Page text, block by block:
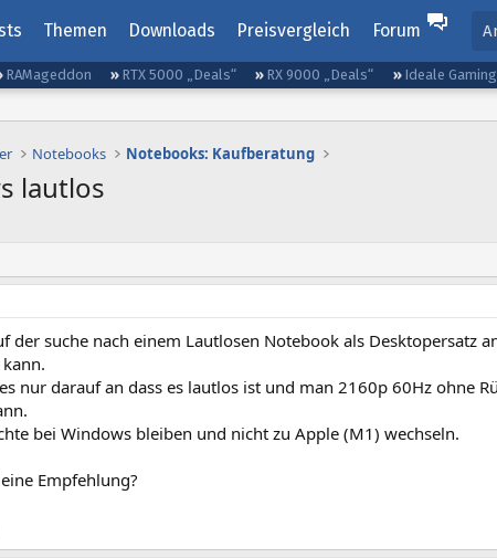
Themen Downloads Preisvergleich Forum
RAMageddon RTX 5000 „Deals“ RX 9000 „Deals“ Ideale
Notebooks Notebooks: Kaufberatung
lautlos
der suche nach einem Lautlosen Notebook als Desktopersatz
nur darauf an dass es lautlos ist und man 2160p 60Hz ohne
bei Windows bleiben und nicht zu Apple (M1) wechseln.
Empfehlung?